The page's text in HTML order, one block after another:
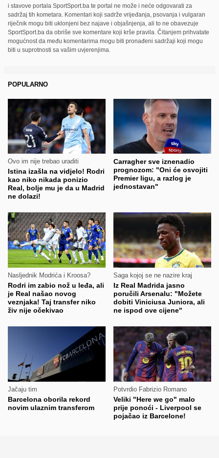
i stavove portala SportSport.ba te portal ne može i neće odgovarati za
sadržaj tih kometara. Komentari koji sadrže vrijeđanja, psovanja i vulgaran
riječnik mogu biti uklonjeni bez najave i objašnjenja, ali to ne obavezuje
SportSport.ba da obriše sve komentare koji krše pravila. Čitanjem prihvatate
mogućnost da među komentarima mogu biti pronađeni sadržaji koji mogu
biti u suprotnosti sa vašim uvjerenjima.
POPULARNO
Ovo im nije trebao uraditi
Istina izašla na vidjelo! Rodri
kao niko nikada ponizio
Real, bolje mu je da u Madrid
ne dolazi!
Carragher sve iznenadio
prognozom: "Oni će osvojiti
Premier ligu, a razlog je
jednostavan"
Nasljednik Modrića i Kroosa?
Rodri im zabio nož u leđa, ali
je Real našao novog
veznjaka! Taj transfer niko
živ nije očekivao
Saga kojoj se ne nazire kraj
Iz Real Madrida jasno
poručili Arsenalu: "Možete
dobiti Viniciusa Juniora, ali
ne ispod ove cijene"
Jačaju tim
Barcelona oborila rekord
novim ulaznim transferom
Potvrdio Fabrizio Romano
Veliki "Here we go" malo
prije ponoći - Liverpool se
pojačao iz Barcelone!